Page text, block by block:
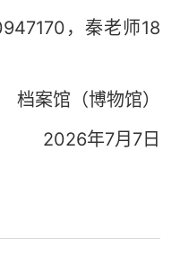
，秦老师18
档案馆（博物馆）
2026年7月7日